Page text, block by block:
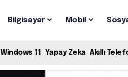
Bilgisayar Mobil
Windows 11 Yapay Zeka Akıllı